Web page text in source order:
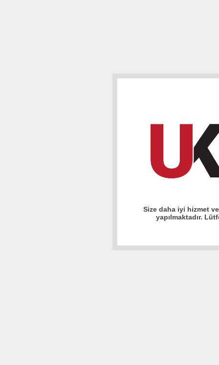
Size daha iyi hizmet
yapılmaktadır.